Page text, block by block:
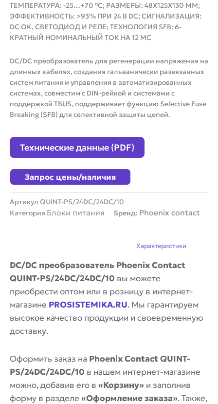
ТЕМПЕРАТУРА: -25…+70 °C; РАЗМЕРЫ: 48X125X130 ММ;
ЭФФЕКТИВНОСТЬ: >93% ПРИ 24 В DC; СИГНАЛИЗАЦИЯ:
DC OK, СВЕТОДИОД И РЕЛЕ; ТЕХНОЛОГИЯ SFB: 6-
КРАТНЫЙ НОМИНАЛЬНЫЙ ТОК НА 12 МС
DC/DC преобразователь для регенерации напряжения на
длинных кабелях, создания гальванически развязанных
систем питания и управления в автоматизированных
системах, совместим с DIN-рейкой и системами с
поддержкой TBUS, поддерживает функцию Selective Fuse
Breaking (SFB) для селективной защиты цепей.
Технические данные (PDF)
Запрос цены/наличия
Артикул QUINT-PS/24DC/24DC/10
Категория Блоки питания Бренд: Phoenix contact
Характеристики
DC/DC преобразователь Phoenix Contact
QUINT-PS/24DC/24DC/10 вы можете
приобрести оптом или в розницу в интернет-
магазине PROSISTEMIKA.RU. Мы гарантируем
высокое качество продукции и своевременную
доставку.
Оформить заказ на Phoenix Contact QUINT-
PS/24DC/24DC/10 в нашем интернет-магазине
можно, добавив его в «Корзину» и заполнив
форму в разделе «Оформление заказа». Также,